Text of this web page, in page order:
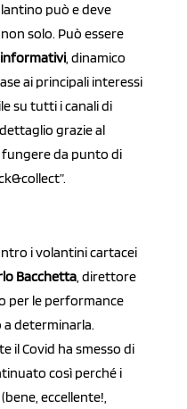
può e deve
solo. Può essere
, dinamico
ai principali interessi
su tutti i canali di
grazie al
da punto di
i volantini cartacei
Bacchetta, direttore
per le performance
a determinarla.
il Covid ha smesso di
così perché i
eccellente!,